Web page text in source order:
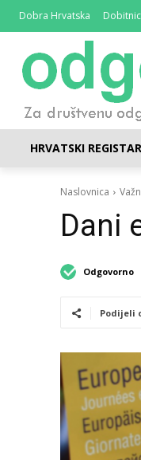
Dobra Hrvatska
HRVATSKI
Naslovnica
Dani
Odgovorno
Podijeli